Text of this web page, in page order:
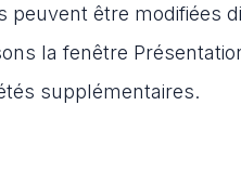
peuvent être modifiées
la fenêtre
supplémentaires.